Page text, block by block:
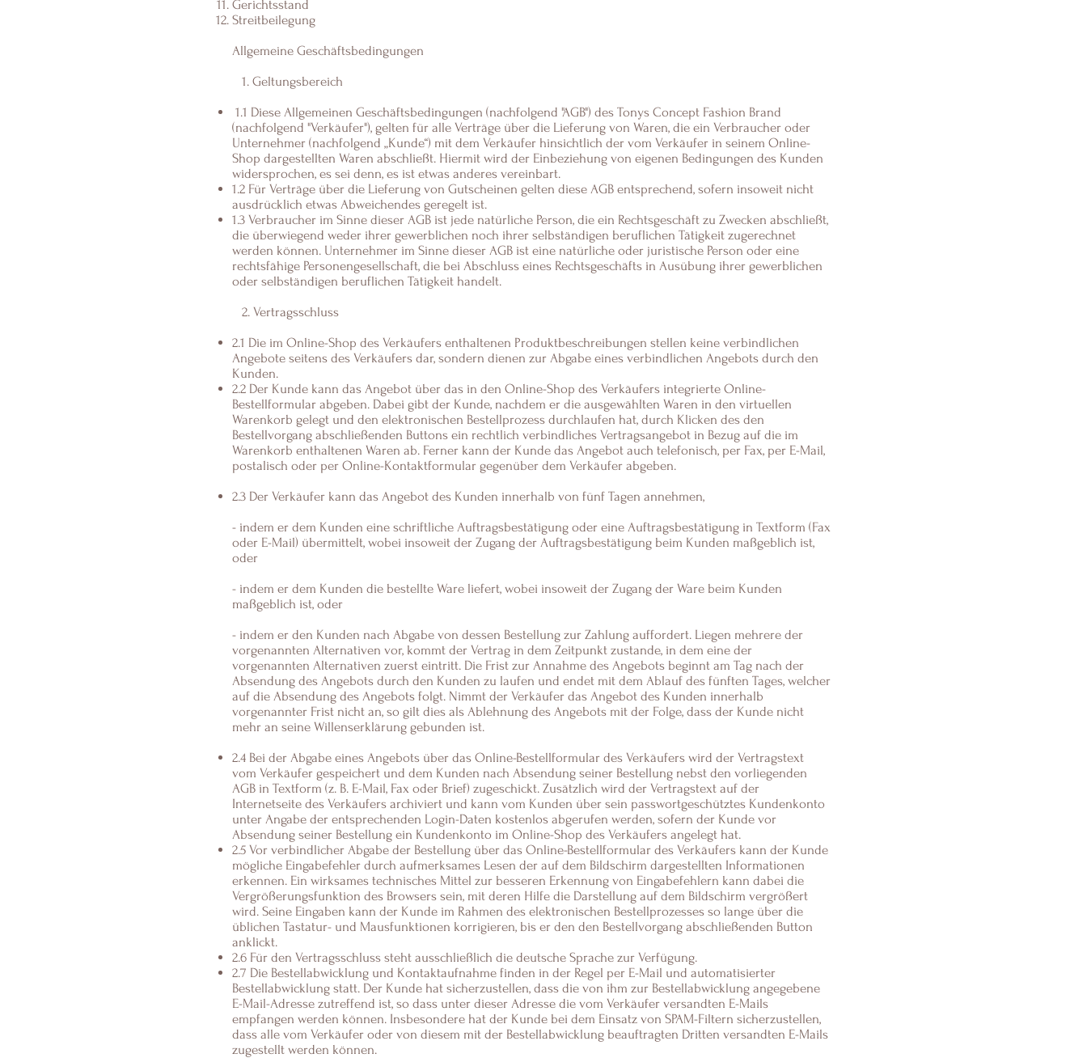
Gerichtsstand
Streitbeilegung
Allgemeine Geschäftsbedingungen
1. Geltungsbereich
1.1 Diese Allgemeinen Geschäftsbedingungen (nachfolgend "AGB") des Tonys Concept Fashion Brand
(nachfolgend "Verkäufer"), gelten für alle Verträge über die Lieferung von Waren, die ein Verbraucher oder
Unternehmer (nachfolgend „Kunde“) mit dem Verkäufer hinsichtlich der vom Verkäufer in seinem Online-
Shop dargestellten Waren abschließt. Hiermit wird der Einbeziehung von eigenen Bedingungen des Kunden
widersprochen, es sei denn, es ist etwas anderes vereinbart.
1.2 Für Verträge über die Lieferung von Gutscheinen gelten diese AGB entsprechend, sofern insoweit nicht
ausdrücklich etwas Abweichendes geregelt ist.
1.3 Verbraucher im Sinne dieser AGB ist jede natürliche Person, die ein Rechtsgeschäft zu Zwecken abschließt,
die überwiegend weder ihrer gewerblichen noch ihrer selbständigen beruflichen Tätigkeit zugerechnet
werden können. Unternehmer im Sinne dieser AGB ist eine natürliche oder juristische Person oder eine
rechtsfähige Personengesellschaft, die bei Abschluss eines Rechtsgeschäfts in Ausübung ihrer gewerblichen
oder selbständigen beruflichen Tätigkeit handelt.
2. Vertragsschluss
2.1 Die im Online-Shop des Verkäufers enthaltenen Produktbeschreibungen stellen keine verbindlichen
Angebote seitens des Verkäufers dar, sondern dienen zur Abgabe eines verbindlichen Angebots durch den
Kunden.
2.2 Der Kunde kann das Angebot über das in den Online-Shop des Verkäufers integrierte Online-
Bestellformular abgeben. Dabei gibt der Kunde, nachdem er die ausgewählten Waren in den virtuellen
Warenkorb gelegt und den elektronischen Bestellprozess durchlaufen hat, durch Klicken des den
Bestellvorgang abschließenden Buttons ein rechtlich verbindliches Vertragsangebot in Bezug auf die im
Warenkorb enthaltenen Waren ab. Ferner kann der Kunde das Angebot auch telefonisch, per Fax, per E-Mail,
postalisch oder per Online-Kontaktformular gegenüber dem Verkäufer abgeben.
2.3 Der Verkäufer kann das Angebot des Kunden innerhalb von fünf Tagen annehmen,
- indem er dem Kunden eine schriftliche Auftragsbestätigung oder eine Auftragsbestätigung in Textform (Fax
oder E-Mail) übermittelt, wobei insoweit der Zugang der Auftragsbestätigung beim Kunden maßgeblich ist,
oder
- indem er dem Kunden die bestellte Ware liefert, wobei insoweit der Zugang der Ware beim Kunden
maßgeblich ist, oder
- indem er den Kunden nach Abgabe von dessen Bestellung zur Zahlung auffordert. Liegen mehrere der
vorgenannten Alternativen vor, kommt der Vertrag in dem Zeitpunkt zustande, in dem eine der
vorgenannten Alternativen zuerst eintritt. Die Frist zur Annahme des Angebots beginnt am Tag nach der
Absendung des Angebots durch den Kunden zu laufen und endet mit dem Ablauf des fünften Tages, welcher
auf die Absendung des Angebots folgt. Nimmt der Verkäufer das Angebot des Kunden innerhalb
vorgenannter Frist nicht an, so gilt dies als Ablehnung des Angebots mit der Folge, dass der Kunde nicht
mehr an seine Willenserklärung gebunden ist.
2.4 Bei der Abgabe eines Angebots über das Online-Bestellformular des Verkäufers wird der Vertragstext
vom Verkäufer gespeichert und dem Kunden nach Absendung seiner Bestellung nebst den vorliegenden
AGB in Textform (z. B. E-Mail, Fax oder Brief) zugeschickt. Zusätzlich wird der Vertragstext auf der
Internetseite des Verkäufers archiviert und kann vom Kunden über sein passwortgeschütztes Kundenkonto
unter Angabe der entsprechenden Login-Daten kostenlos abgerufen werden, sofern der Kunde vor
Absendung seiner Bestellung ein Kundenkonto im Online-Shop des Verkäufers angelegt hat.
2.5 Vor verbindlicher Abgabe der Bestellung über das Online-Bestellformular des Verkäufers kann der Kunde
mögliche Eingabefehler durch aufmerksames Lesen der auf dem Bildschirm dargestellten Informationen
erkennen. Ein wirksames technisches Mittel zur besseren Erkennung von Eingabefehlern kann dabei die
Vergrößerungsfunktion des Browsers sein, mit deren Hilfe die Darstellung auf dem Bildschirm vergrößert
wird. Seine Eingaben kann der Kunde im Rahmen des elektronischen Bestellprozesses so lange über die
üblichen Tastatur- und Mausfunktionen korrigieren, bis er den den Bestellvorgang abschließenden Button
anklickt.
2.6 Für den Vertragsschluss steht ausschließlich die deutsche Sprache zur Verfügung.
2.7 Die Bestellabwicklung und Kontaktaufnahme finden in der Regel per E-Mail und automatisierter
Bestellabwicklung statt. Der Kunde hat sicherzustellen, dass die von ihm zur Bestellabwicklung angegebene
E-Mail-Adresse zutreffend ist, so dass unter dieser Adresse die vom Verkäufer versandten E-Mails
empfangen werden können. Insbesondere hat der Kunde bei dem Einsatz von SPAM-Filtern sicherzustellen,
dass alle vom Verkäufer oder von diesem mit der Bestellabwicklung beauftragten Dritten versandten E-Mails
zugestellt werden können.